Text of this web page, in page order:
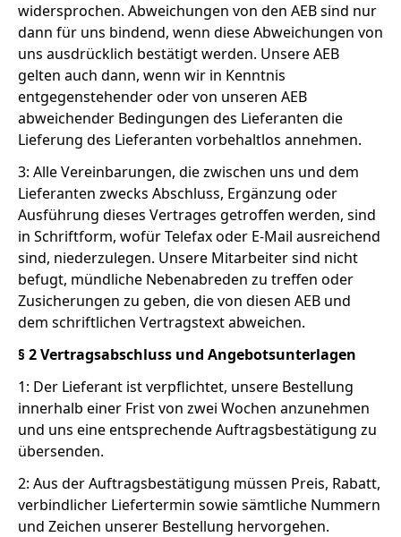
widersprochen. Abweichungen von den AEB sind nur
dann für uns bindend, wenn diese Abweichungen von
uns ausdrücklich bestätigt werden. Unsere AEB
gelten auch dann, wenn wir in Kenntnis
entgegenstehender oder von unseren AEB
abweichender Bedingungen des Lieferanten die
Lieferung des Lieferanten vorbehaltlos annehmen.
3: Alle Vereinbarungen, die zwischen uns und dem
Lieferanten zwecks Abschluss, Ergänzung oder
Ausführung dieses Vertrages getroffen werden, sind
in Schriftform, wofür Telefax oder E-Mail ausreichend
sind, niederzulegen. Unsere Mitarbeiter sind nicht
befugt, mündliche Nebenabreden zu treffen oder
Zusicherungen zu geben, die von diesen AEB und
dem schriftlichen Vertragstext abweichen.
§ 2 Vertragsabschluss und Angebotsunterlagen
1: Der Lieferant ist verpflichtet, unsere Bestellung
innerhalb einer Frist von zwei Wochen anzunehmen
und uns eine entsprechende Auftragsbestätigung zu
übersenden.
2: Aus der Auftragsbestätigung müssen Preis, Rabatt,
verbindlicher Liefertermin sowie sämtliche Nummern
und Zeichen unserer Bestellung hervorgehen.